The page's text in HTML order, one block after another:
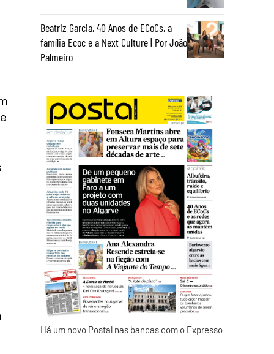
Beatriz Garcia, 40 Anos de ECoCs, a
família Ecoc e a Next Culture | Por João
Palmeiro
Há um novo Postal nas bancas com o Expresso